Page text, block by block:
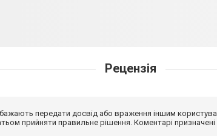
Рецензія
бажають передати досвід або враження іншим
прийняти правильне рішення. Коментарі